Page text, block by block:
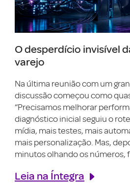
O desperdício invisível
varejo
Na última reunião com um
discussão começou como
“Precisamos melhorar
diagnóstico inicial seguiu o
mídia, mais testes, mais
mais personalização. Mas,
minutos olhando os números,
Leia na Íntegra